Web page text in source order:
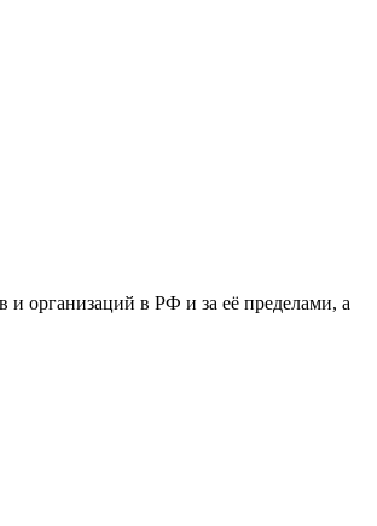
организаций в РФ и за её пределами, а